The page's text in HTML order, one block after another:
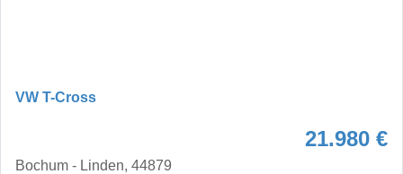
VW T-Cross
21.980 €
Bochum - Linden, 44879